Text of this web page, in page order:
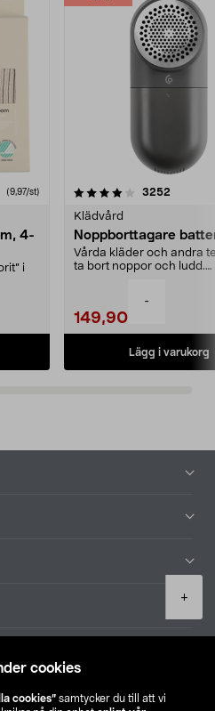
cookies
cookies” samtycker du till att vi
-
+
(9,97/st)
4-
i
3252
Klädvård
Noppborttagare
Vårda kläder och andra
ta bort noppor och ludd.
149,90
Lägg i varukorg
4.5av 5 stjärnor
butik